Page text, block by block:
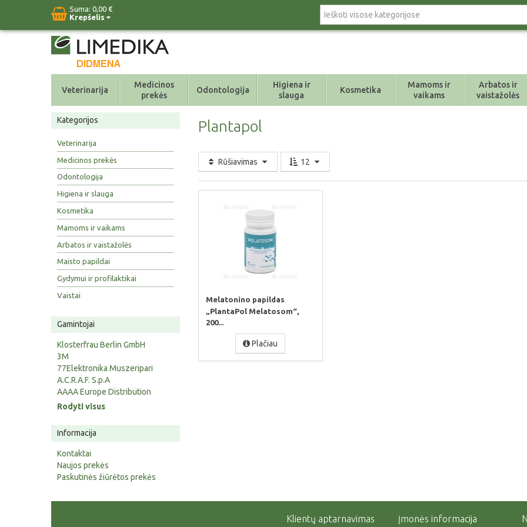
Suma: 0,00 €
Krepšelis
Veterinarija
Medicinos
prekės
Odontologija
Higiena ir
slauga
Kosmetika
Mamoms ir
vaikams
Arbatos ir
vaistažolės
Kategorijos
Veterinarija
Medicinos prekės
Odontologija
Higiena ir slauga
Kosmetika
Mamoms ir vaikams
Arbatos ir vaistažolės
Maisto papildai
Gydymui ir profilaktikai
Vaistai
Gamintojai
Klosterfrau Berlin GmbH
3M
77Elektronika Muszeripari
A.C.R.A.F. S.p.A
AAAA Europe Distribution
Rodyti visus
Informacija
Kontaktai
Naujos prekės
Paskutinės žiūrėtos prekės
Plantapol
Rūšiavimas 12
Melatonino papildas
„PlantaPol Melatosom“,
200...
Plačiau
Klientų aptarnavimas Įmonės informacija